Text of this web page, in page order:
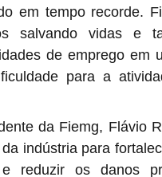
em tempo recorde.
salvando vidas e
de emprego em
para a
da Fiemg, Flávio
indústria para
reduzir os danos